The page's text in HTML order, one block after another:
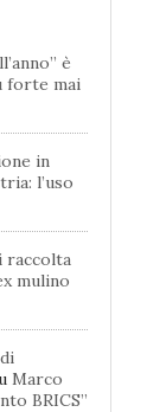
è
forte mai
in
l’uso
raccolta
mulino
Marco
BRICS”